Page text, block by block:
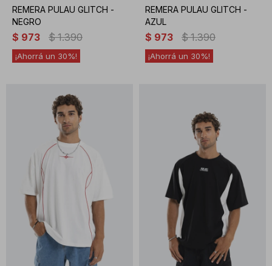
REMERA PULAU GLITCH -
NEGRO
$ 973 $ 1.390
30
REMERA PULAU GLITCH -
AZUL
$ 973 $ 1.390
30